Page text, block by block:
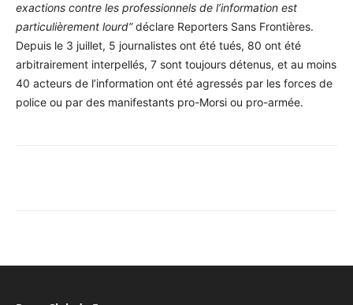
exactions contre les professionnels de l’information est
particulièrement lourd”déclare Reporters Sans Frontières.
Depuis le 3 juillet, 5 journalistes ont été tués, 80 ont été
arbitrairement interpellés, 7 sont toujours détenus, et au moins
40 acteurs de l’information ont été agressés par les forces de
police ou par des manifestants pro-Morsi ou pro-armée.